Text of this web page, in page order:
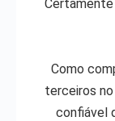
Como
terceiros no
confiável